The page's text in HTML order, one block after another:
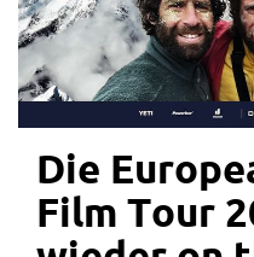
Die
Film Tour